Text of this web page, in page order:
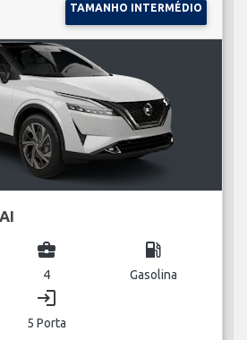
TAMANHO INTERMÉDIO
business_center
4
local_gas_station
Gasolina
login
5 Porta